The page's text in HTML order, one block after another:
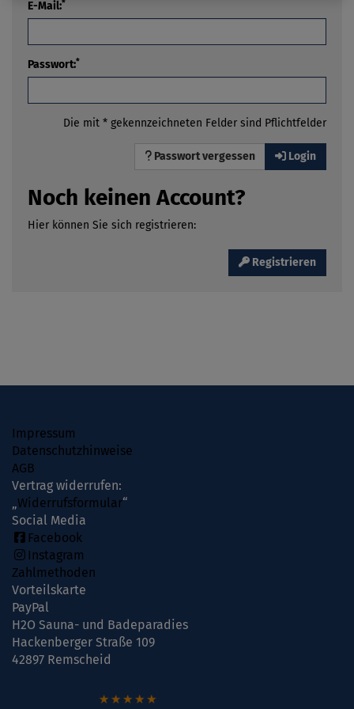
E-Mail:*
Passwort:*
Die mit * gekennzeichneten Felder sind Pflichtfelder
Passwort vergessen Login
Noch keinen Account?
Hier können Sie sich registrieren:
Registrieren
Impressum
Datenschutzhinweise
AGB
Vertrag widerrufen:
„Widerrufsformular“
Social Media
Facebook
Instagram
Zahlmethoden
Vorteilskarte
PayPal
H2O Sauna- und Badeparadies
Hackenberger Straße 109
42897 Remscheid